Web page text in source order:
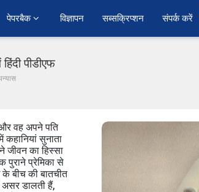
पेपरबैक विज्ञापन सब्सक्रिप्शन संपर्क करें
पीडीएफ
वह अपने पति
सुनाता
जीवन का हिस्सा
पुराने प्रेमिका से
बीच की बातचीत
असर डालती हैं,